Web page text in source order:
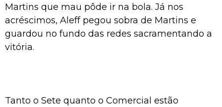
Martins que mau pôde ir na bola. Já nos
acréscimos, Aleff pegou sobra de Martins e
guardou no fundo das redes sacramentando a
vitória.
Tanto o Sete quanto o Comercial estão